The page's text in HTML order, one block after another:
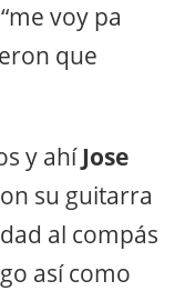
voy pa
que
y ahíJose
su guitarra
al compás
así como